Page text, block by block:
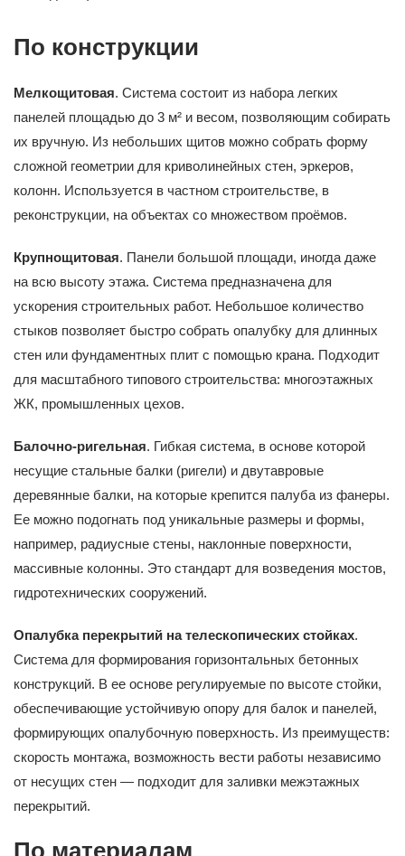
По конструкции
Мелкощитовая. Система состоит из набора легких
панелей площадью до 3 м² и весом, позволяющим собирать
их вручную. Из небольших щитов можно собрать форму
сложной геометрии для криволинейных стен, эркеров,
колонн. Используется в частном строительстве, в
реконструкции, на объектах со множеством проёмов.
Крупнощитовая. Панели большой площади, иногда даже
на всю высоту этажа. Система предназначена для
ускорения строительных работ. Небольшое количество
стыков позволяет быстро собрать опалубку для длинных
стен или фундаментных плит с помощью крана. Подходит
для масштабного типового строительства: многоэтажных
ЖК, промышленных цехов.
Балочно-ригельная. Гибкая система, в основе которой
несущие стальные балки (ригели) и двутавровые
деревянные балки, на которые крепится палуба из фанеры.
Ее можно подогнать под уникальные размеры и формы,
например, радиусные стены, наклонные поверхности,
массивные колонны. Это стандарт для возведения мостов,
гидротехнических сооружений.
Опалубка перекрытий на телескопических стойках.
Система для формирования горизонтальных бетонных
конструкций. В ее основе регулируемые по высоте стойки,
обеспечивающие устойчивую опору для балок и панелей,
формирующих опалубочную поверхность. Из преимуществ:
скорость монтажа, возможность вести работы независимо
от несущих стен — подходит для заливки межэтажных
перекрытий.